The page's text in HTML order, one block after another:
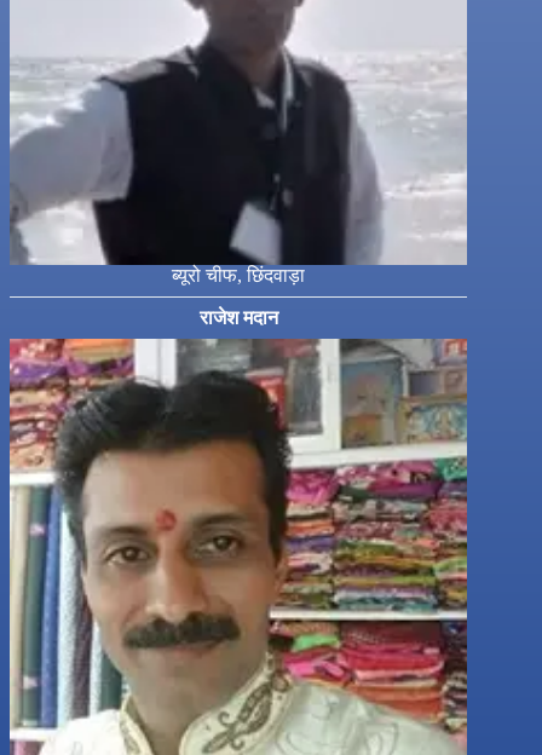
ब्यूरो चीफ, छिंदवाड़ा
राजेश मदान